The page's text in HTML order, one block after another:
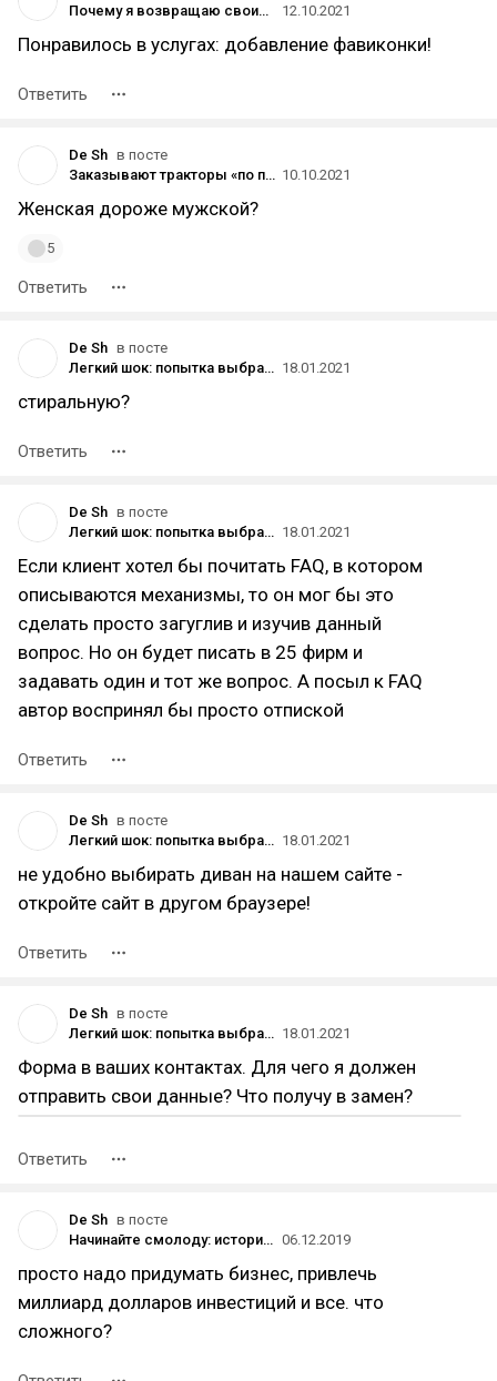
Почему я возвращаю своим клиентам деньги за работу по настройке Директа?
12.10.2021
Понравилось в услугах: добавление фавиконки!
Ответить
De Sh в посте
Заказывают тракторы «по приколу» и платья в нескольких размерах: что происходит с возвратами в онлайн-магазинах 10.10.2021
Женская дороже мужской?
5
Ответить
De Sh в посте
Легкий шок: попытка выбрать диван в чатах. Часть 1 18.01.2021
стиральную?
Ответить
De Sh в посте
Легкий шок: попытка выбрать диван в чатах. Часть 1 18.01.2021
Если клиент хотел бы почитать FAQ, в котором
описываются механизмы, то он мог бы это
сделать просто загуглив и изучив данный
вопрос. Но он будет писать в 25 фирм и
задавать один и тот же вопрос. А посыл к FAQ
автор воспринял бы просто отпиской
Ответить
De Sh в посте
Легкий шок: попытка выбрать диван в чатах. Часть 1 18.01.2021
не удобно выбирать диван на нашем сайте -
откройте сайт в другом браузере!
Ответить
De Sh в посте
Легкий шок: попытка выбрать диван в чатах. Часть 1 18.01.2021
Форма в ваших контактах. Для чего я должен
отправить свои данные? Что получу в замен?
Ответить
De Sh в посте
Начинайте смолоду: истории успеха трёх молодых предпринимателей 06.12.2019
просто надо придумать бизнес, привлечь
миллиард долларов инвестиций и все. что
сложного?